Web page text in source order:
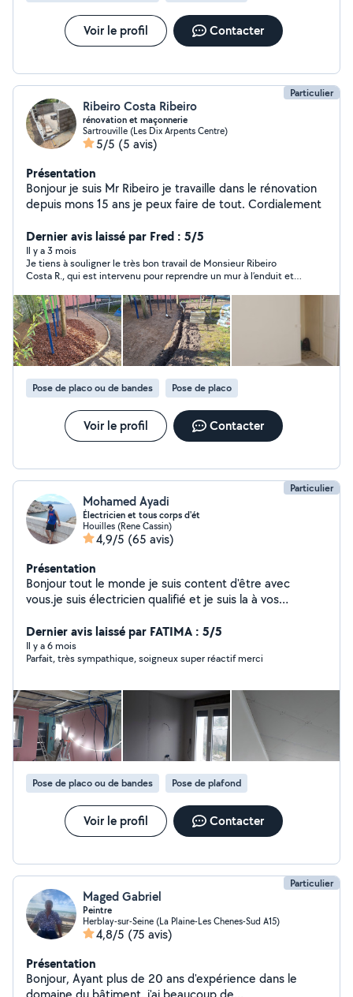
Voir le profil Contacter
Particulier
Ribeiro Costa Ribeiro
rénovation et maçonnerie
Sartrouville (Les Dix Arpents Centre)
5/5 (5 avis)
Présentation
Bonjour je suis Mr Ribeiro je travaille dans le rénovation
depuis mons 15 ans je peux faire de tout. Cordialement
Dernier avis laissé par Fred : 5/5
Il y a 3 mois
Je tiens à souligner le très bon travail de Monsieur Ribeiro
Costa R., qui est intervenu pour reprendre un mur à l’enduit et à
impeccable : un travail soigné, propre et réalisé avec beaucoup
de sérieux. Je suis pleinement satisfait du rendu final.
Pose de placo ou de bandes Pose de placo
Voir le profil Contacter
Particulier
Mohamed Ayadi
Électricien et tous corps d'ét
Houilles (Rene Cassin)
4,9/5 (65 avis)
Présentation
Bonjour tout le monde je suis content d'être avec
vous.je suis électricien qualifié et je suis la à vos
Dernier avis laissé par FATIMA : 5/5
Il y a 6 mois
Parfait, très sympathique, soigneux super réactif merci
Pose de placo ou de bandes Pose de plafond
Voir le profil Contacter
Particulier
Maged Gabriel
Peintre
Herblay-sur-Seine (La Plaine-Les Chenes-Sud A15)
4,8/5 (75 avis)
Présentation
Bonjour, Ayant plus de 20 ans d'expérience dans le